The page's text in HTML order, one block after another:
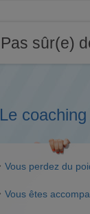
Pas sûr(e)
Le
Vous perdez du
Vous êtes